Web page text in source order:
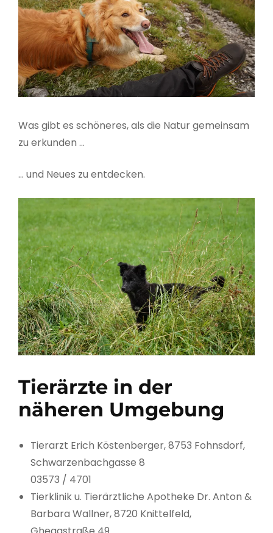
Was gibt es schöneres, als die Natur gemeinsam
zu erkunden …
… und Neues zu entdecken.
Tierärzte in der
näheren Umgebung
Tierarzt Erich Köstenberger, 8753 Fohnsdorf,
Schwarzenbachgasse 8
03573 / 4701
Tierklinik u. Tierärztliche Apotheke Dr. Anton &
Barbara Wallner, 8720 Knittelfeld,